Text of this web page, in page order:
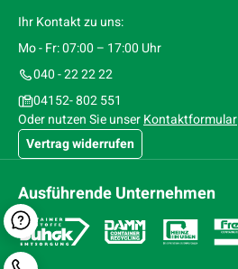
Kontaktformular
Ihr Kontakt zu uns:
Mo - Fr: 07:00 – 17:00 Uhr
040 - 22 22 22
04152- 802 551
Oder nutzen Sie unserKontaktformular
Vertrag widerrufen
Ausführende Unternehmen